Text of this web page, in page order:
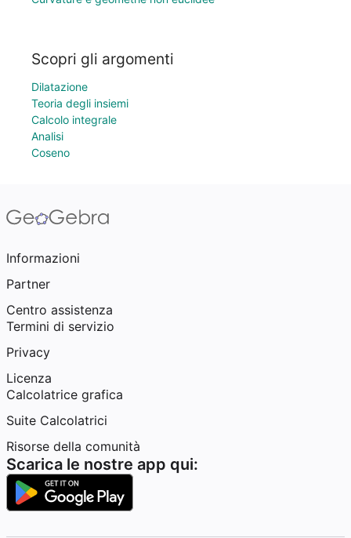
Scopri gli argomenti
Dilatazione
Teoria degli insiemi
Calcolo integrale
Analisi
Coseno
Informazioni
Partner
Centro assistenza
Termini di servizio
Privacy
Licenza
Calcolatrice grafica
Suite Calcolatrici
Risorse della comunità
Scarica le nostre app qui: